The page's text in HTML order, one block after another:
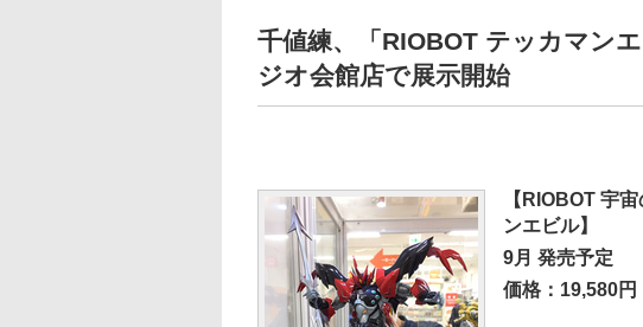
千値練、「RIOBOT テッカマン
ジオ会館店で展示開始
【RIOBOT 宇
ンエビル】
9月 発売予定
価格：19,580円